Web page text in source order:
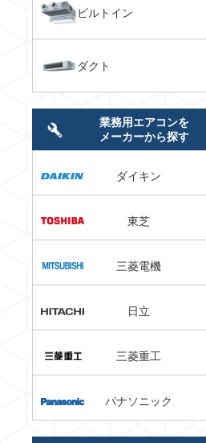
ビルトイン
ダクト
業務用エアコンを
メーカーから探す
ダイキン
東芝
三菱電機
日立
三菱重工
パナソニック